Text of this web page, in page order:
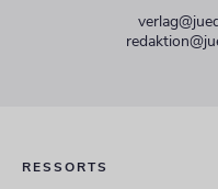
RESSORTS